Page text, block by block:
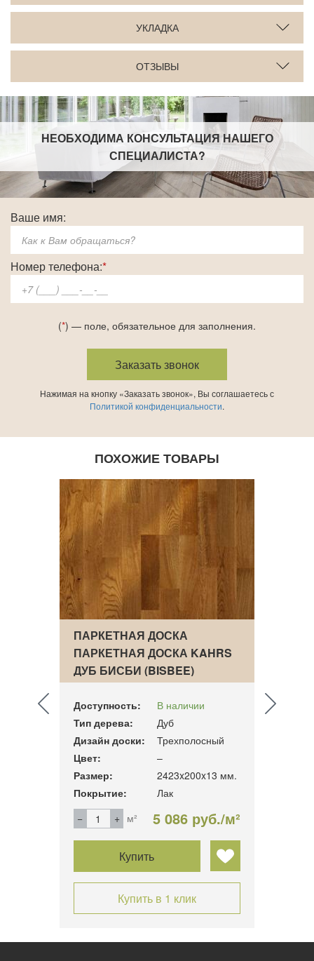
УКЛАДКА
ОТЗЫВЫ
НЕОБХОДИМА КОНСУЛЬТАЦИЯ НАШЕГО
СПЕЦИАЛИСТА?
Ваше имя:
Номер телефона:*
(*) — поле, обязательное для заполнения.
Нажимая на кнопку «Заказать звонок», Вы соглашаетесь с
Политикой конфиденциальности.
ПОХОЖИЕ ТОВАРЫ
ПАРКЕТНАЯ ДОСКА
ПАРКЕТНАЯ ДОСКА KAHRS
ДУБ БИСБИ (BISBEE)
Доступность:
В наличии
Тип дерева:
Дуб
Дизайн доски:
Трехполосный
Цвет:
–
Размер:
2423x200x13 мм.
Покрытие:
Лак
м²
5 086 руб./м²
Купить
Купить в 1 клик